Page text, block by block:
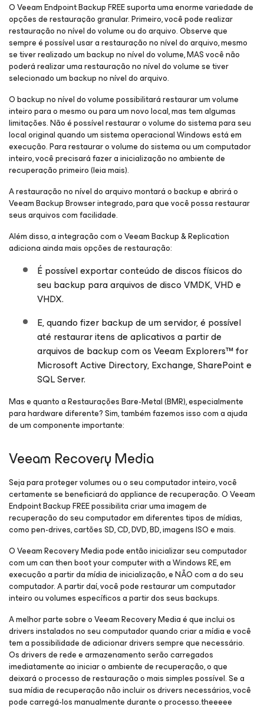
O Veeam Endpoint Backup FREE suporta uma enorme variedade de
opções de restauração granular. Primeiro, você pode realizar
restauração no nível do volume ou do arquivo. Observe que
sempre é possível usar a restauração no nível do arquivo, mesmo
se tiver realizado um backup no nível do volume, MAS você não
poderá realizar uma restauração no nível do volume se tiver
selecionado um backup no nível do arquivo.
O backup no nível do volume possibilitará restaurar um volume
inteiro para o mesmo ou para um novo local, mas tem algumas
limitações. Não é possível restaurar o volume do sistema para seu
local original quando um sistema operacional Windows está em
execução. Para restaurar o volume do sistema ou um computador
inteiro, você precisará fazer a inicialização no ambiente de
recuperação primeiro (leia mais).
A restauração no nível do arquivo montará o backup e abrirá o
Veeam Backup Browser integrado, para que você possa restaurar
seus arquivos com facilidade.
Além disso, a integração com o Veeam Backup & Replication
adiciona ainda mais opções de restauração:
É possível exportar conteúdo de discos físicos do
seu backup para arquivos de disco VMDK, VHD e
VHDX.
E, quando fizer backup de um servidor, é possível
até restaurar itens de aplicativos a partir de
arquivos de backup com os Veeam Explorers™ for
Microsoft Active Directory, Exchange, SharePoint e
SQL Server.
Mas e quanto a Restaurações Bare-Metal (BMR), especialmente
para hardware diferente? Sim, também fazemos isso com a ajuda
de um componente importante:
Veeam Recovery Media
Seja para proteger volumes ou o seu computador inteiro, você
certamente se beneficiará do appliance de recuperação. O Veeam
Endpoint Backup FREE possibilita criar uma imagem de
recuperação do seu computador em diferentes tipos de mídias,
como pen-drives, cartões SD, CD, DVD, BD, imagens ISO e mais.
O Veeam Recovery Media pode então inicializar seu computador
com um can then boot your computer with a Windows RE, em
execução a partir da mídia de inicialização, e NÃO com a do seu
computador. A partir daí, você pode restaurar um computador
inteiro ou volumes específicos a partir dos seus backups.
A melhor parte sobre o Veeam Recovery Media é que inclui os
drivers instalados no seu computador quando criar a mídia e você
tem a possibilidade de adicionar drivers sempre que necessário.
Os drivers de rede e armazenamento serão carregados
imediatamente ao iniciar o ambiente de recuperação, o que
deixará o processo de restauração o mais simples possível. Se a
sua mídia de recuperação não incluir os drivers necessários, você
pode carregá-los manualmente durante o processo.theeeee